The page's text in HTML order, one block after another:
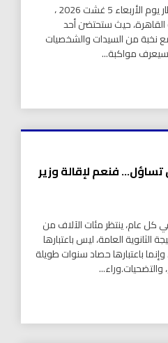
كتب / شادياحمد ستتجه الأنظار يوم الأربعاء 5 غشت 2026 ،
حيث ستحتضن أحد
نخبة من السيدات والشخصيات
سيعرف مواكبة...
فنعم لإقالة وزير
عام، ينتظر مئات الآلاف من
الثانوية العامة، ليس باعتبارها
باعتبارها حصاد سنوات طويلة